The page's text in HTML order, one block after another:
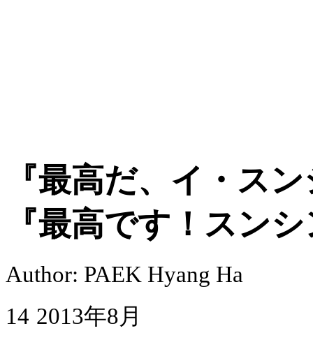
『最高だ、イ・ス
『最高です！スン
Author: PAEK Hyang Ha
14 2013年8月